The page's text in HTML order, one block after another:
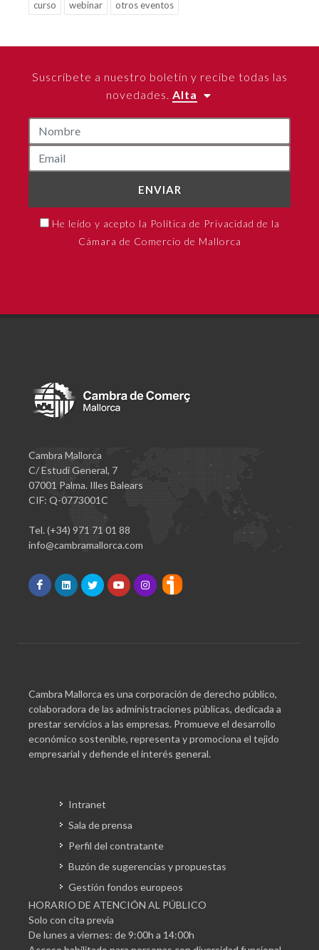
curso
webinar otros eventos
Suscríbete a nuestro boletín y recibe todas las
novedades. Alta
ENVIAR
He leído y acepto la Política de Privacidad de la
Cámara de Comercio de Mallorca
Cambra Mallorca
C/ Estudi General, 7
07001 Palma. Illes Balears
CIF: Q-0773001C
Tel. (+34) 971 71 01 88
info@cambramallorca.com
Cambra Mallorca es una corporación de derecho público,
colaboradora de las administraciones públicas, dedicada a
prestar servicios a las empresas. Promueve el desarrollo
económico sostenible, representa y promociona el tejido
empresarial y defiende el interés general.
Intranet
Sala de prensa
Perfil del contratante
Buzón de sugerencias y propuestas
Gestión fondos europeos
HORARIO DE ATENCIÓN AL PÚBLICO
Solo con cita previa
De lunes a viernes: de 9:00h a 14:00h